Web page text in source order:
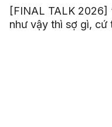
[FINAL TALK 2026]
như vậy thì sợ gì, cứ